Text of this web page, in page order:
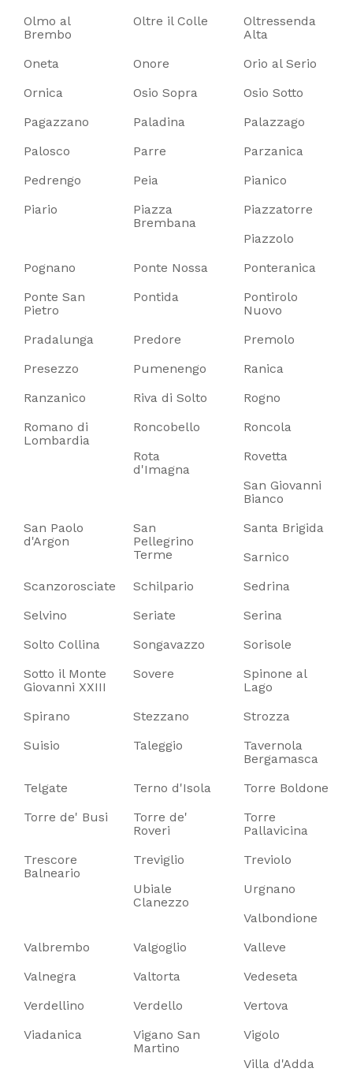
Olmo al
Brembo
Oltre il Colle
Oltressenda
Alta
Oneta
Onore
Orio al Serio
Ornica
Osio Sopra
Osio Sotto
Pagazzano
Paladina
Palazzago
Palosco
Parre
Parzanica
Pedrengo
Peia
Pianico
Piario
Piazza
Brembana
Piazzatorre
Piazzolo
Pognano
Ponte Nossa
Ponteranica
Ponte San
Pietro
Pontida
Pontirolo
Nuovo
Pradalunga
Predore
Premolo
Presezzo
Pumenengo
Ranica
Ranzanico
Riva di Solto
Rogno
Romano di
Lombardia
Roncobello
Roncola
Rota
d'Imagna
Rovetta
San Giovanni
Bianco
San Paolo
d'Argon
San
Pellegrino
Terme
Santa Brigida
Sarnico
Scanzorosciate
Schilpario
Sedrina
Selvino
Seriate
Serina
Solto Collina
Songavazzo
Sorisole
Sotto il Monte
Giovanni XXIII
Sovere
Spinone al
Lago
Spirano
Stezzano
Strozza
Suisio
Taleggio
Tavernola
Bergamasca
Telgate
Terno d'Isola
Torre Boldone
Torre de' Busi
Torre de'
Roveri
Torre
Pallavicina
Trescore
Balneario
Treviglio
Treviolo
Ubiale
Clanezzo
Urgnano
Valbondione
Valbrembo
Valgoglio
Valleve
Valnegra
Valtorta
Vedeseta
Verdellino
Verdello
Vertova
Viadanica
Vigano San
Martino
Vigolo
Villa d'Adda